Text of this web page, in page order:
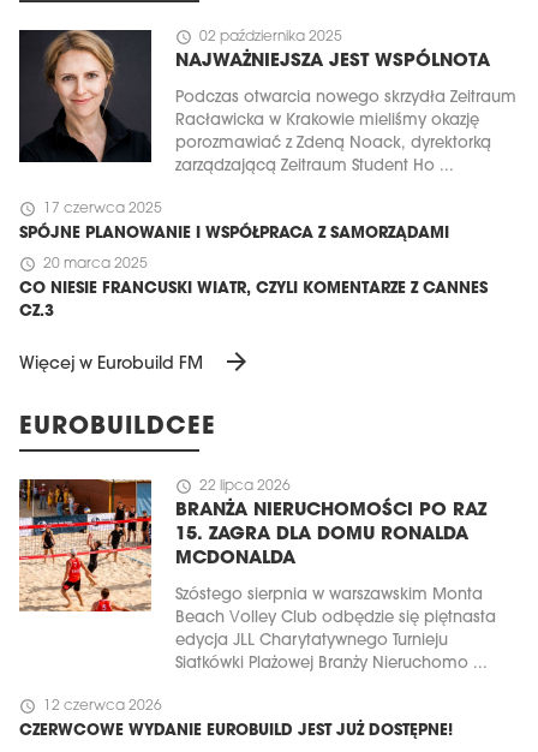
schedule 02 października 2025
NAJWAŻNIEJSZA JEST WSPÓLNOTA
Podczas otwarcia nowego skrzydła Zeitraum
Racławicka w Krakowie mieliśmy okazję
porozmawiać z Zdeną Noack, dyrektorką
zarządzającą Zeitraum Student Ho ...
schedule 17 czerwca 2025
SPÓJNE PLANOWANIE I WSPÓŁPRACA Z SAMORZĄDAMI
schedule 20 marca 2025
CO NIESIE FRANCUSKI WIATR, CZYLI KOMENTARZE Z CANNES
CZ.3
Więcej w Eurobuild FM arrow_forward
EUROBUILDCEE
schedule 22 lipca 2026
BRANŻA NIERUCHOMOŚCI PO RAZ
15. ZAGRA DLA DOMU RONALDA
MCDONALDA
Szóstego sierpnia w warszawskim Monta
Beach Volley Club odbędzie się piętnasta
edycja JLL Charytatywnego Turnieju
Siatkówki Plażowej Branży Nieruchomo ...
schedule 12 czerwca 2026
CZERWCOWE WYDANIE EUROBUILD JEST JUŻ DOSTĘPNE!